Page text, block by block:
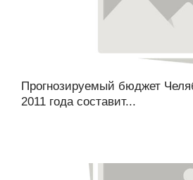
Прогнозируемый бюджет
2011 года составит...